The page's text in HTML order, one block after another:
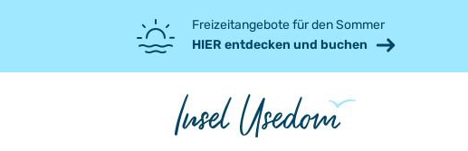
Freizeitangebote für den Sommer
HIER entdecken und buchen